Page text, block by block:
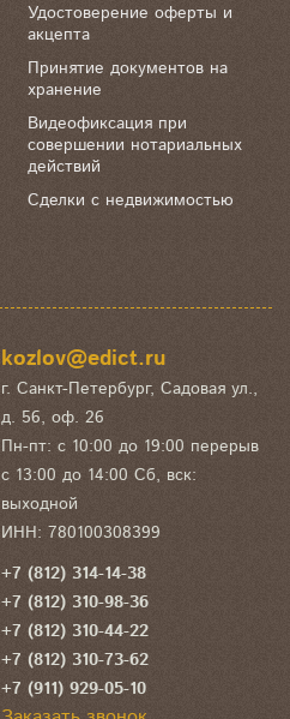
Удостоверение оферты и
акцепта
Принятие документов на
хранение
Видеофиксация при
совершении нотариальных
действий
Сделки с недвижимостью
kozlov@edict.ru
г. Санкт-Петербург, Садовая ул.,
д. 56, оф. 26
Пн-пт: с 10:00 до 19:00 перерыв
с 13:00 до 14:00 Сб, вск:
выходной
ИНН: 780100308399
+7 (812) 314-14-38
+7 (812) 310-98-36
+7 (812) 310-44-22
+7 (812) 310-73-62
+7 (911) 929-05-10